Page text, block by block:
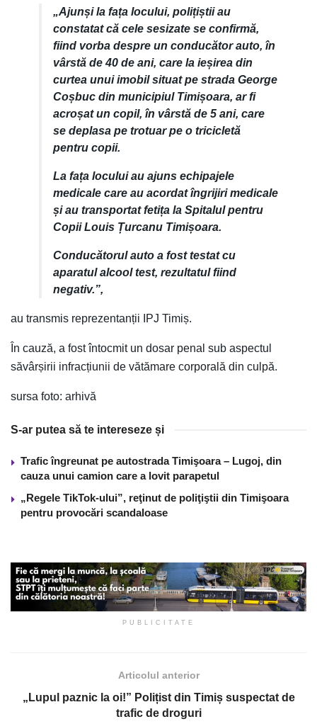
„Ajunși la fața locului, polițiștii au
constatat că cele sesizate se confirmă,
fiind vorba despre un conducător auto, în
vârstă de 40 de ani, care la ieșirea din
curtea unui imobil situat pe strada George
Coșbuc din municipiul Timișoara, ar fi
acroșat un copil, în vârstă de 5 ani, care
se deplasa pe trotuar pe o tricicletă
pentru copii.
La fața locului au ajuns echipajele
medicale care au acordat îngrijiri medicale
și au transportat fetița la Spitalul pentru
Copii Louis Țurcanu Timișoara.
Conducătorul auto a fost testat cu
aparatul alcool test, rezultatul fiind
negativ.”,
au transmis reprezentanții IPJ Timiș.
În cauză, a fost întocmit un dosar penal sub aspectul
săvârșirii infracțiunii de vătămare corporală din culpă.
sursa foto: arhivă
S-ar putea să te intereseze și
Trafic îngreunat pe autostrada Timişoara – Lugoj, din
cauza unui camion care a lovit parapetul
„Regele TikTok-ului”, reţinut de poliţiştii din Timişoara
pentru provocări scandaloase
PUBLICITATE
Articolul anterior
„Lupul paznic la oi!” Polițist din Timiș suspectat de
trafic de droguri